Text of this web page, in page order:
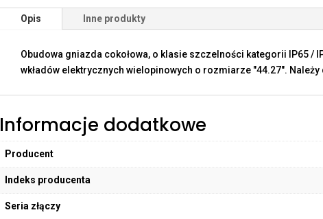
Opis Inne produkty
Obudowa gniazda cokołowa, o klasie szczelności kategorii IP65 /
wkładów elektrycznych wielopinowych o rozmiarze "44.27". Należy
Informacje dodatkowe
Producent
Indeks producenta
Seria złączy